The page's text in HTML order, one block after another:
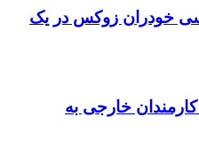
خودران زوکس در یک
خارجی به